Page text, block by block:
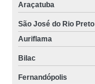
Araçatuba
São José do Rio Preto
Auriflama
Bilac
Fernandópolis